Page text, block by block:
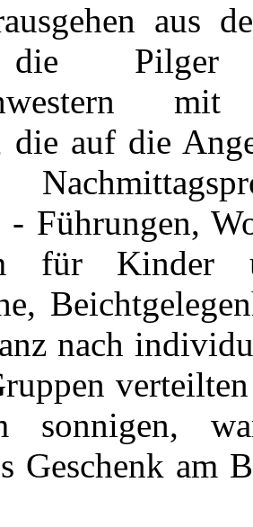
aus
die Pilger
die auf die
- Führungen,
für Kinder
nach
sonnigen,
Geschenk am